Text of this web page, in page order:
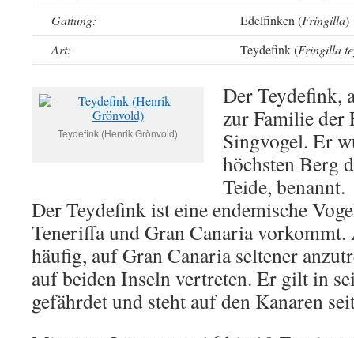
Gattung:
Edelfinken (Fringilla)
Art:
Teydefink (Fringilla
Teydefink (Henrik Grönvold)
Der Teydefink,
zur Familie der
Singvogel. Er
höchsten Berg
Teide, benannt.
Der Teydefink ist eine endemische
Teneriffa und Gran Canaria
häufig, auf Gran Canaria seltener
auf beiden Inseln vertreten. Er gilt in
gefährdet und steht auf den Kanaren